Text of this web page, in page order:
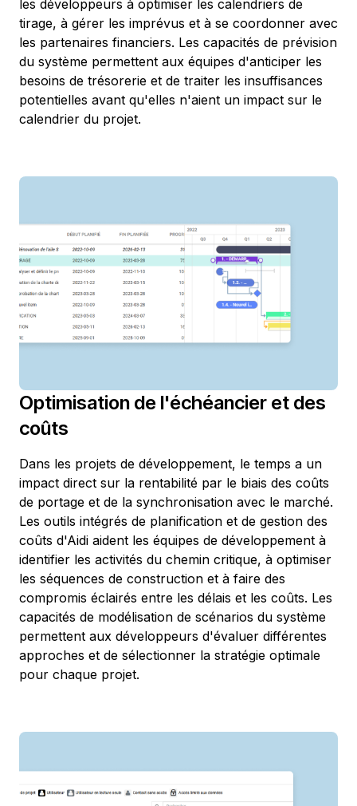
les développeurs à optimiser les calendriers de
tirage, à gérer les imprévus et à se coordonner avec
les partenaires financiers. Les capacités de prévision
du système permettent aux équipes d'anticiper les
besoins de trésorerie et de traiter les insuffisances
potentielles avant qu'elles n'aient un impact sur le
calendrier du projet.
Optimisation de l'échéancier et des
coûts
Dans les projets de développement, le temps a un
impact direct sur la rentabilité par le biais des coûts
de portage et de la synchronisation avec le marché.
Les outils intégrés de planification et de gestion des
coûts d'Aidi aident les équipes de développement à
identifier les activités du chemin critique, à optimiser
les séquences de construction et à faire des
compromis éclairés entre les délais et les coûts. Les
capacités de modélisation de scénarios du système
permettent aux développeurs d'évaluer différentes
approches et de sélectionner la stratégie optimale
pour chaque projet.